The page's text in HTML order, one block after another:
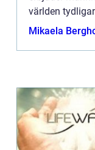
världen
Med modern
Mikaela